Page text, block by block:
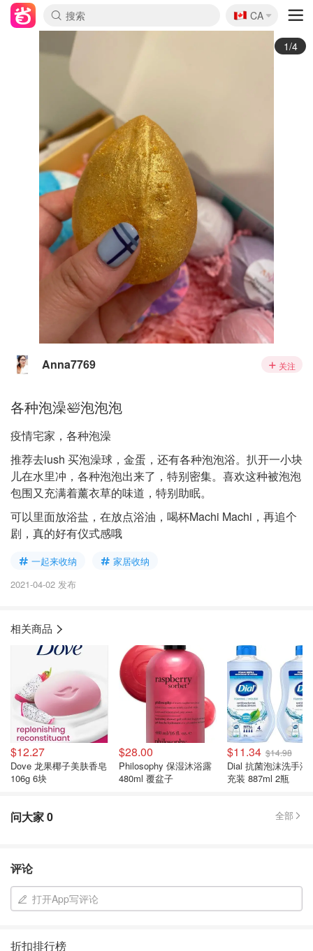
🇨🇦
CA
2/4
Anna7769 关注
各种泡澡🛀泡泡泡
疫情宅家，各种泡澡
推荐去lush 买泡澡球，金蛋，还有各种泡泡浴。扒开一小块
儿在水里冲，各种泡泡出来了，特别密集。喜欢这种被泡泡
包围又充满着薰衣草的味道，特别助眠。
可以里面放浴盐，在放点浴油，喝杯Machi Machi，再追个
剧，真的好有仪式感哦
一起来收纳
家居收纳
2021-04-02 发布
相关商品
$12.27
Dove 龙果椰子美肤香皂
106g 6块
$28.00
Philosophy 保湿沐浴露
480ml 覆盆子
$11.34 $14.98
Dial 抗菌泡沫洗手液
充装 887ml 2瓶
问大家0 全部
评论
打开App写评论
折扣排行榜